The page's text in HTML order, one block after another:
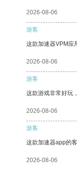
2026-08-06
游客
这款加速器VPM应
2026-08-06
游客
这款游戏非常好玩
2026-08-06
游客
这款加速器app的
2026-08-06